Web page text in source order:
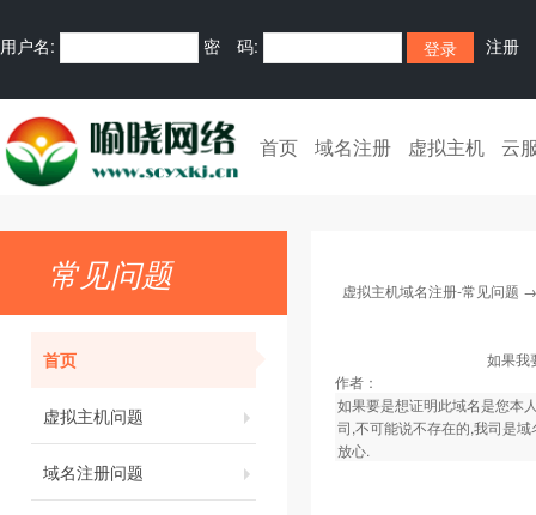
用户名: 密 码: 注册
首页 域名注册 虚拟主机 云
常见问题
首页
虚拟主机问题
域名注册问题
虚拟主机域名注册-常见问题
如果我
作者：
如果要是想证明此域名是您本
司,不可能说不存在的,我司是
放心.